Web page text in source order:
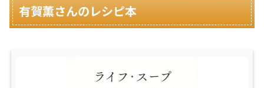
有賀薫さんのレシピ本